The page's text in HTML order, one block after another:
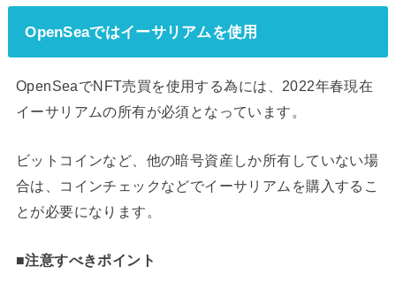
OpenSeaではイーサリアムを使用
OpenSeaでNFT売買を使用する為には、2022年春現在
イーサリアムの所有が必須となっています。
ビットコインなど、他の暗号資産しか所有していない場
合は、コインチェックなどでイーサリアムを購入するこ
とが必要になります。
■注意すべきポイント